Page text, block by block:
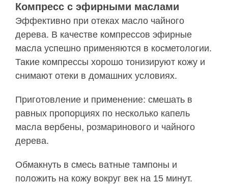
Компресс с эфирными маслами
Эффективно при отеках масло чайного
дерева. В качестве компрессов эфирные
масла успешно применяются в косметологии.
Такие компрессы хорошо тонизируют кожу и
снимают отеки в домашних условиях.
Приготовление и применение: смешать в
равных пропорциях по несколько капель
масла вербены, розмаринового и чайного
дерева.
Обмакнуть в смесь ватные тампоны и
положить на кожу вокруг век на 15 минут.